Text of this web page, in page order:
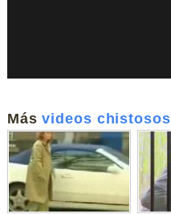
Másvideos chistosos